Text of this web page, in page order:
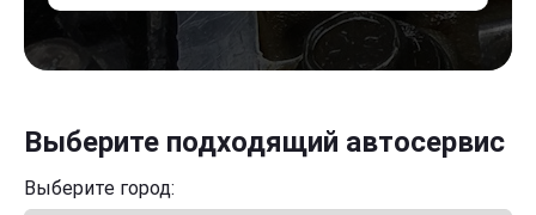
Выберите подходящий автосервис
Выберите город: